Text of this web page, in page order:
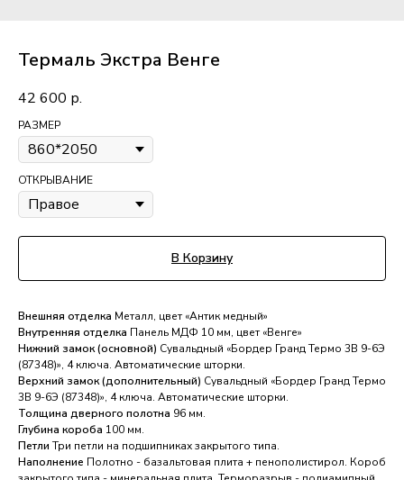
Термаль Экстра Венге
42 600 р.
РАЗМЕР
ОТКРЫВАНИЕ
В Корзину
Внешняя отделка Металл, цвет «Антик медный»
Внутренняя отделка Панель МДФ 10 мм, цвет «Венге»
Нижний замок (основной) Сувальдный «Бордер Гранд Термо 3В 9-6Э
(87348)», 4 ключа. Автоматические шторки.
Верхний замок (дополнительный) Сувальдный «Бордер Гранд Термо
3В 9-6Э (87348)», 4 ключа. Автоматические шторки.
Толщина дверного полотна 96 мм.
Глубина короба 100 мм.
Петли Три петли на подшипниках закрытого типа.
Наполнение Полотно - базальтовая плита + пенополистирол. Короб